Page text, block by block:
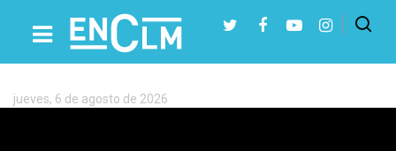
Etiqueta:
Ayuntamiento
de
Presiona Intro para buscar o ESC para cerrar
jueves, 6 de agosto de 2026